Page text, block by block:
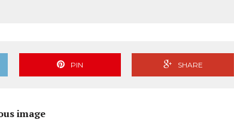
PIN SHARE
image